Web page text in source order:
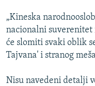
„Kineska
nacionalni
će slomiti svaki oblik
Tajvana' i stranog
Nisu navedeni detalji